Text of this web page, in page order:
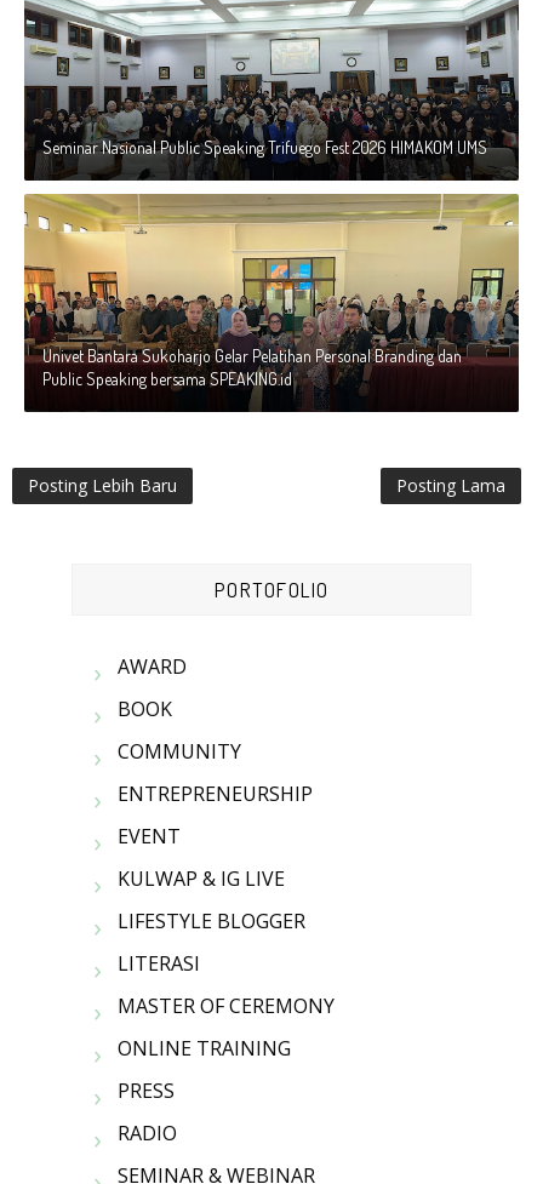
Seminar Nasional Public Speaking Trifuego Fest 2026 HIMAKOM UMS
Univet Bantara Sukoharjo Gelar Pelatihan Personal Branding dan
Public Speaking bersama SPEAKING.id
Posting Lebih Baru Posting Lama
PORTOFOLIO
AWARD
BOOK
COMMUNITY
ENTREPRENEURSHIP
EVENT
KULWAP & IG LIVE
LIFESTYLE BLOGGER
LITERASI
MASTER OF CEREMONY
ONLINE TRAINING
PRESS
RADIO
SEMINAR & WEBINAR